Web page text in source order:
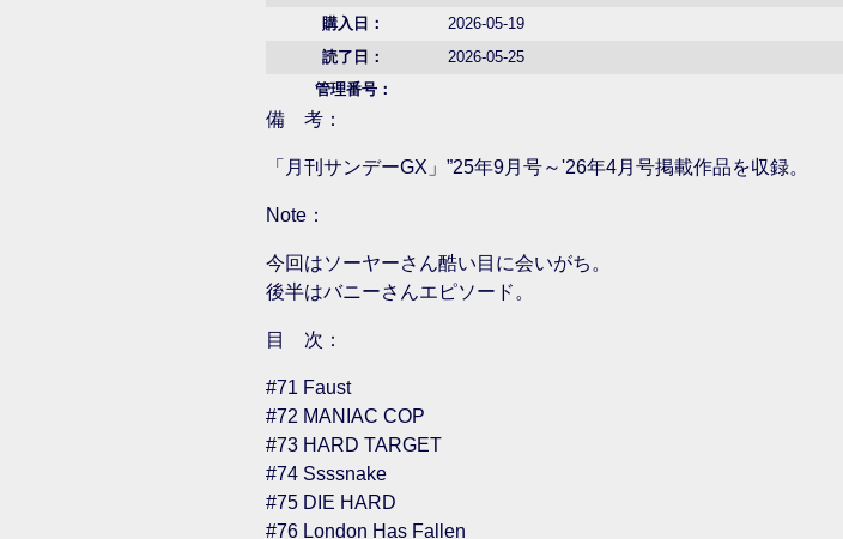
購入日：
2026-05-19
読了日：
2026-05-25
管理番号：
備 考：
「月刊サンデーGX」”25年9月号～'26年4月号掲載作品を収録。
Note：
今回はソーヤーさん酷い目に会いがち。
後半はバニーさんエピソード。
目 次：
#71 Faust
#72 MANIAC COP
#73 HARD TARGET
#74 Ssssnake
#75 DIE HARD
#76 London Has Fallen